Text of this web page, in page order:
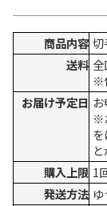
商品内容 切
送料 全
※
お届け予定日
※
購入上限 1
発送方法